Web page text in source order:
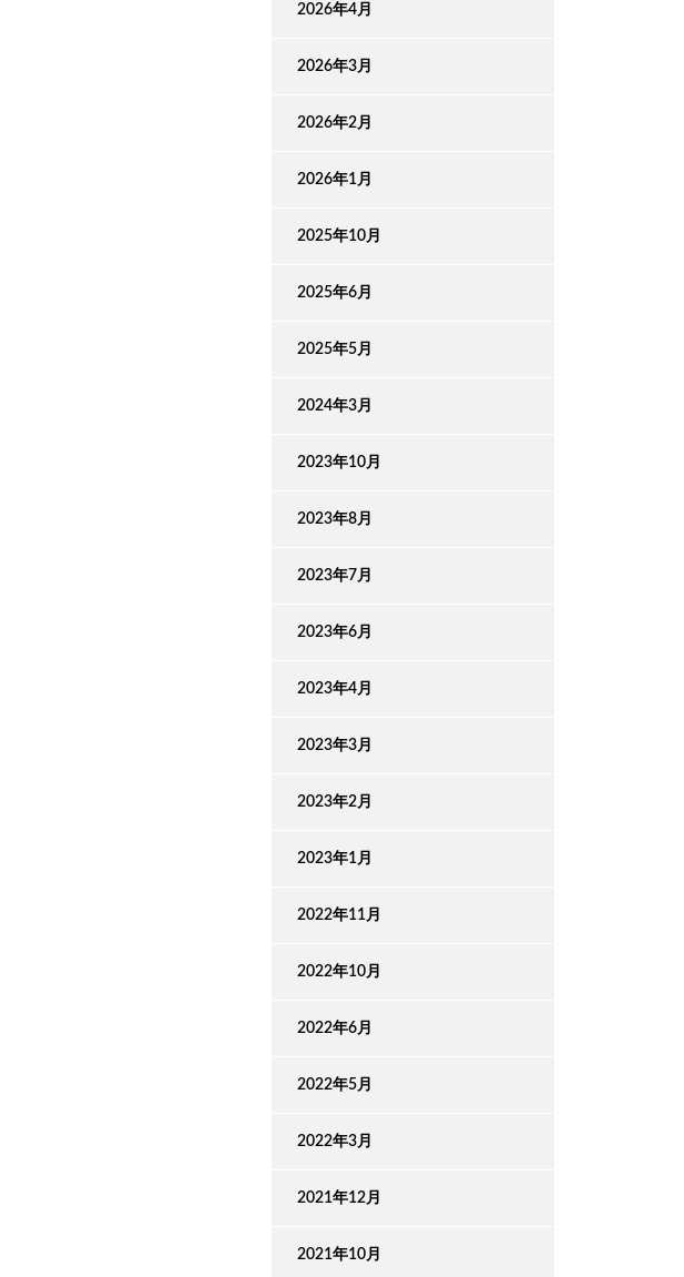
2026年4月
2026年3月
2026年2月
2026年1月
2025年10月
2025年6月
2025年5月
2024年3月
2023年10月
2023年8月
2023年7月
2023年6月
2023年4月
2023年3月
2023年2月
2023年1月
2022年11月
2022年10月
2022年6月
2022年5月
2022年3月
2021年12月
2021年10月